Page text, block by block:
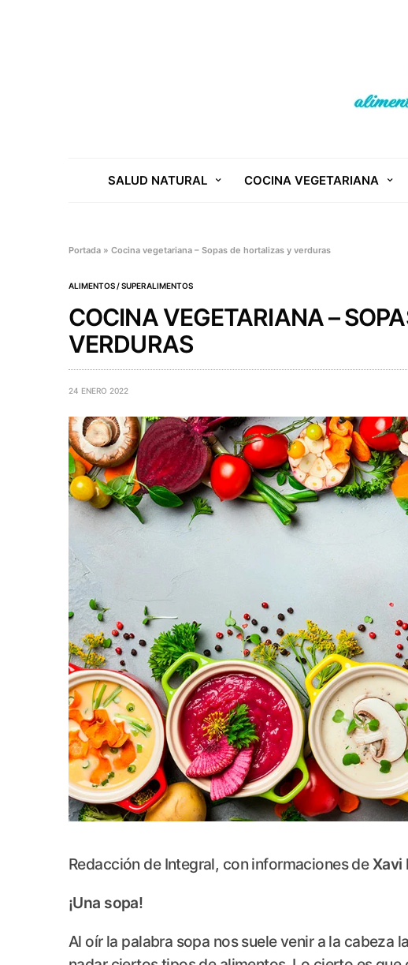
SALUD NATURAL COCINA VEGETARIANA
Portada »Cocina vegetariana – Sopas de hortalizas y verduras
ALIMENTOS / SUPERALIMENTOS
COCINA VEGETARIANA –
VERDURAS
24 ENERO 2022
Redacción de Integral, con informaciones deXavi
¡Una sopa!
Al oír la palabra sopa nos suele venir a la cabeza